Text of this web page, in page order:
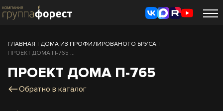
ГЛАВНАЯ | ДОМА ИЗ ПРОФИЛИРОВАНОГО БРУСА |
ПРОЕКТ ДОМА П-765 ...
ПРОЕКТ ДОМА П-765
Обратно в каталог